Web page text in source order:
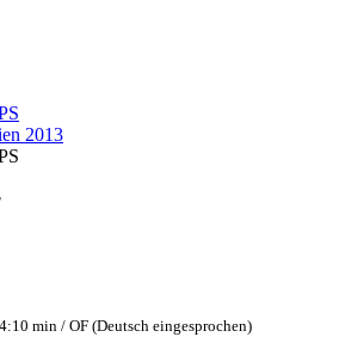
2013
min / OF (Deutsch eingesprochen)